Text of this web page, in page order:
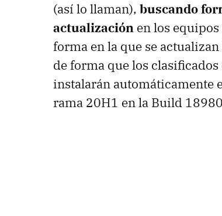
(así lo llaman), buscando
actualización en los
forma en la que se
de forma que los
instalarán automáticamente
rama 20H1 en la Build